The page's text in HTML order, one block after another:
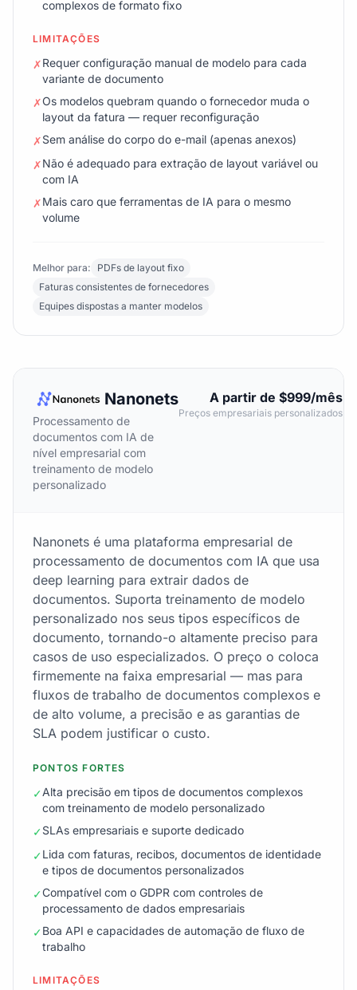
complexos de formato fixo
LIMITAÇÕES
✗Requer configuração manual de modelo para cada
variante de documento
✗Os modelos quebram quando o fornecedor muda o
layout da fatura — requer reconfiguração
✗Sem análise do corpo do e-mail (apenas anexos)
✗Não é adequado para extração de layout variável ou
com IA
✗Mais caro que ferramentas de IA para o mesmo
volume
Melhor para:
PDFs de layout fixo
Faturas consistentes de fornecedores
Equipes dispostas a manter modelos
Nanonets
Processamento de
documentos com IA de
nível empresarial com
treinamento de modelo
personalizado
A partir de $999/mês
Preços empresariais personalizados
Nanonets é uma plataforma empresarial de
processamento de documentos com IA que usa
deep learning para extrair dados de
documentos. Suporta treinamento de modelo
personalizado nos seus tipos específicos de
documento, tornando-o altamente preciso para
casos de uso especializados. O preço o coloca
firmemente na faixa empresarial — mas para
fluxos de trabalho de documentos complexos e
de alto volume, a precisão e as garantias de
SLA podem justificar o custo.
PONTOS FORTES
✓Alta precisão em tipos de documentos complexos
com treinamento de modelo personalizado
✓SLAs empresariais e suporte dedicado
✓Lida com faturas, recibos, documentos de identidade
e tipos de documentos personalizados
✓Compatível com o GDPR com controles de
processamento de dados empresariais
✓Boa API e capacidades de automação de fluxo de
trabalho
LIMITAÇÕES